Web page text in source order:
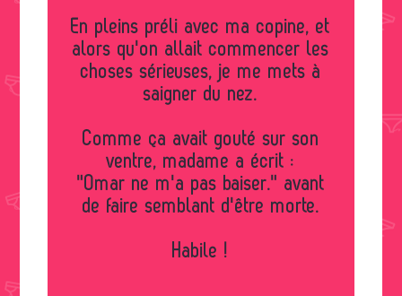
En pleins préli avec ma copine, et
alors qu'on allait commencer les
choses sérieuses, je me mets à
saigner du nez.
Comme ça avait gouté sur son
ventre, madame a écrit :
"Omar ne m'a pas baiser." avant
de faire semblant d'être morte.
Habile !